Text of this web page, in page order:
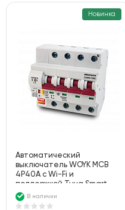
Новинка
Автоматический
выключатель WOYK MCB
4P40A с Wi-Fi и
поддержкой Tuya Smart
В наличии